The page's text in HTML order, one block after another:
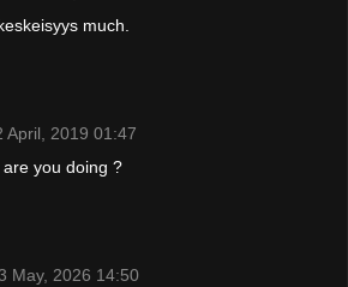
much.
April, 2019 01:47
are you doing ?
May, 2026 14:50